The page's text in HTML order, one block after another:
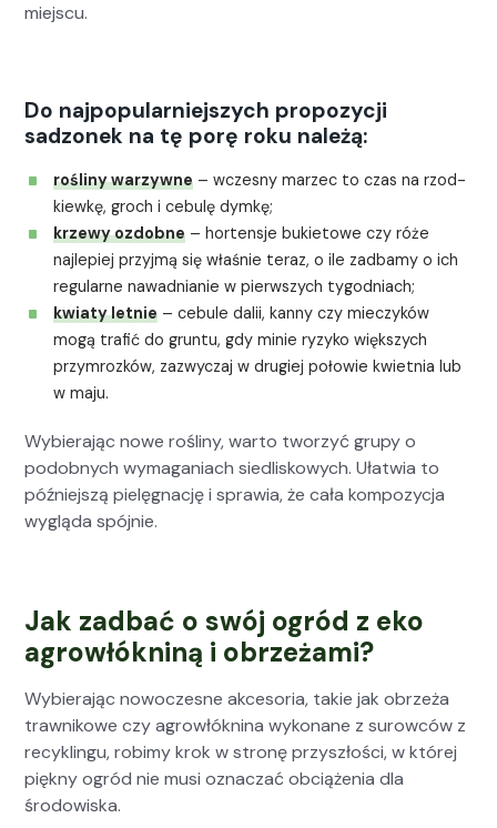
miejs­cu.
Do najpopularniejszych propozycji
sadzonek na tę porę roku należą:
rośliny warzy­wne– wczes­ny marzec to czas na rzod­
kiewkę, groch i cebulę dymkę;
krzewy ozdob­ne– hort­en­sje buki­etowe czy róże
najlepiej przyjmą się właśnie ter­az, o ile zad­bamy o ich
reg­u­larne nawad­ni­an­ie w pier­wszych tygod­ni­ach;
kwiaty let­nie– cebule dalii, kan­ny czy mieczyków
mogą trafić do grun­tu, gdy minie ryzyko więk­szych
przym­rozków, zazwyczaj w drugiej połowie kwiet­nia lub
w maju.
Wybier­a­jąc nowe rośliny, warto tworzyć grupy o
podob­nych wyma­gani­ach siedliskowych. Ułatwia to
późniejszą pielę­gnację i spraw­ia, że cała kom­pozy­c­ja
wyglą­da spójnie.
Jak zadbać o swój ogród z eko
agrowłókniną i obrzeżami?
Wybier­a­jąc nowoczesne akce­so­ria, takie jak obrzeża
trawnikowe czy agrowłókn­i­na wyko­nane z surow­ców z
recyk­lin­gu, robimy krok w stronę przyszłoś­ci, w której
piękny ogród nie musi oznaczać obciąże­nia dla
środowiska.